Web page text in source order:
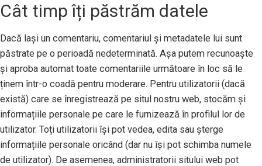
Cât timp îți păstrăm datele
Dacă lași un comentariu, comentariul și metadatele lui sunt
păstrate pe o perioadă nedeterminată. Așa putem recunoaște
și aproba automat toate comentariile următoare în loc să le
ținem într-o coadă pentru moderare. Pentru utilizatorii (dacă
există) care se înregistrează pe situl nostru web, stocăm și
informațiile personale pe care le furnizează în profilul lor de
utilizator. Toți utilizatorii își pot vedea, edita sau șterge
informațiile personale oricând (dar nu își pot schimba numele
de utilizator). De asemenea, administratorii sitului web pot